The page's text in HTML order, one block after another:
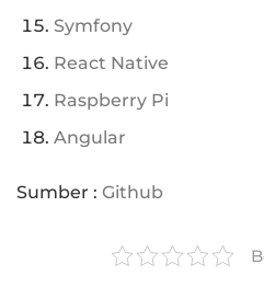
Symfony
React Native
Raspberry Pi
Angular
Sumber : Github